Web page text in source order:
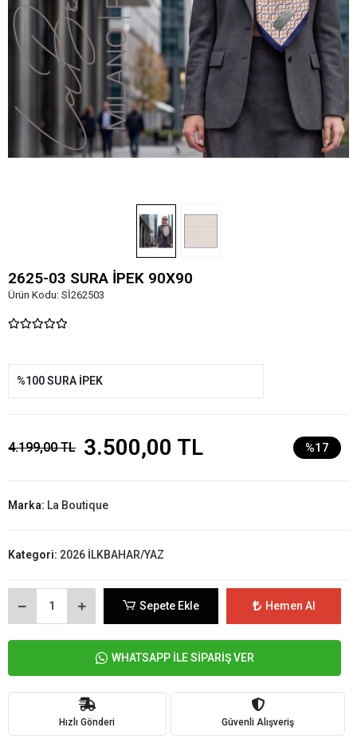
2625-03 SURA İPEK 90X90
Ürün Kodu: Sİ262503
%100 SURA İPEK
4.199,00 TL 3.500,00 TL %17
Marka: La Boutique
Kategori: 2026 İLKBAHAR/YAZ
Sepete Ekle Hemen Al
WHATSAPP İLE SİPARİŞ VER
Hızlı Gönderi Güvenli Alışveriş